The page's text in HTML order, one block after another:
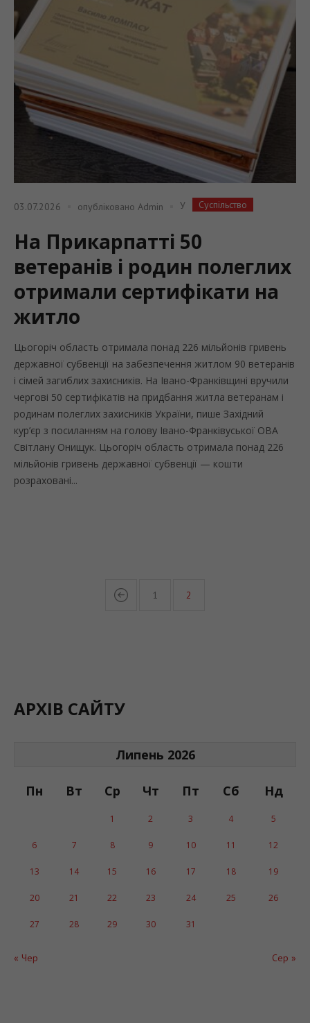
03.07.2026 опубліковано Admin У Суспільство
На Прикарпатті 50
ветеранів і родин полеглих
отримали сертифікати на
житло
Цьогоріч область отримала понад 226 мільйонів гривень
державної субвенції на забезпечення житлом 90 ветеранів
і сімей загиблих захисників. На Івано-Франківщині вручили
чергові 50 сертифікатів на придбання житла ветеранам і
родинам полеглих захисників України, пише Західний
кур’єр з посиланням на голову Івано-Франківуської ОВА
Світлану Онищук. Цьогоріч область отримала понад 226
мільйонів гривень державної субвенції — кошти
розраховані...
1 2
АРХІВ САЙТУ
Липень 2026
Пн Вт Ср Чт Пт Сб Нд
« Чер Сер »
1 2 3 4 5
6 7 8 9 10 11 12
13 14 15 16 17 18 19
20 21 22 23 24 25 26
27 28 29 30 31